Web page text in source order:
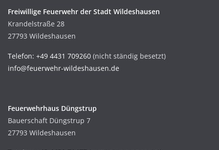
Freiwillige Feuerwehr der Stadt Wildeshausen
Krandelstraße 28
27793 Wildeshausen
Telefon: +49 4431 709260 (nicht ständig besetzt)
info@feuerwehr-wildeshausen.de
Feuerwehrhaus Düngstrup
Bauerschaft Düngstrup 7
27793 Wildeshausen